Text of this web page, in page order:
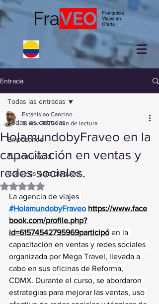
Entrada
Todas las entradas
Empezando
Tu comunidad
Consejos para bloguear
Todas las entradas
HolamundobyFraveo en la
capacitación en ventas y
redes sociales.
Estanislao Cancino
10 nov 2025 1 min de lectura
Obtuvo NaN de 5 estrellas.
La agencia de viajes
#HolamundobyFraveo https://www.face
book.com/profile.php?
id=61574542795969participó en la
capacitación en ventas y redes sociales
organizada por Mega Travel, llevada a
cabo en sus oficinas de Reforma,
CDMX. Durante el curso, se abordaron
estrategias para mejorar las ventas, uso